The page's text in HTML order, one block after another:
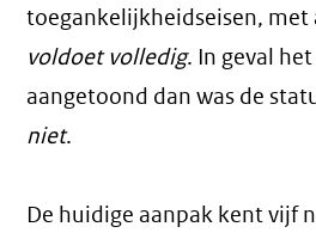
toegankelijkheidseisen, met
voldoet volledig. In geval
aangetoond dan was de
niet.
De huidige aanpak kent vijf